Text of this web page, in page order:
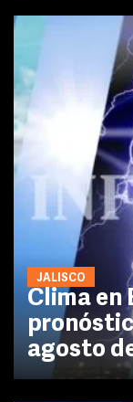
JALISCO
Clima en
agosto